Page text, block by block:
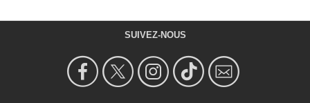
SUIVEZ-NOUS